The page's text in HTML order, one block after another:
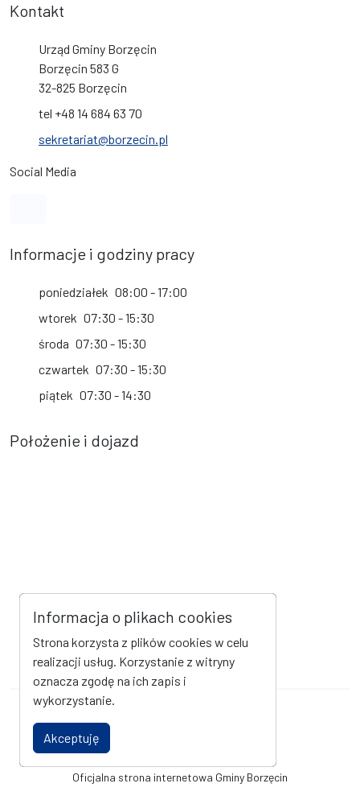
Kontakt
Urząd Gminy Borzęcin
Borzęcin 583 G
32-825 Borzęcin
tel +48 14 684 63 70
sekretariat@borzecin.pl
Social Media
Informacje i godziny pracy
poniedziałek 08:00 - 17:00
wtorek 07:30 - 15:30
środa 07:30 - 15:30
czwartek 07:30 - 15:30
piątek 07:30 - 14:30
Położenie i dojazd
Oficjalna strona internetowa Gminy Borzęcin
Informacja o plikach cookies
Strona korzysta z plików cookies w celu
realizacji usług. Korzystanie z witryny
oznacza zgodę na ich zapis i
wykorzystanie.
Akceptuję